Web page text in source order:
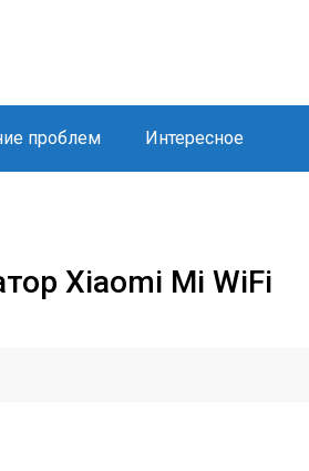
проблем Интересное
Xiaomi Mi WiFi